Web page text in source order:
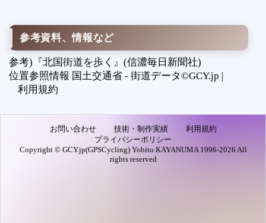
参考資料、情報など
参考)『北国街道を歩く』(信濃毎日新聞社)
位置参照情報 国土交通省 - 街道データ©GCY.jp |
利用規約
お問い合わせ 技術・制作実績
利用規約
プライバシーポリシー
Copyright © GCY.jp(GPSCycling) Yobito KAYANUMA 1996-2026 All
rights reserved